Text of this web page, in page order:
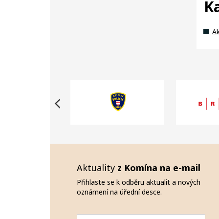
Aktuality z Komína na e-mail
Přihlaste se k odběru aktualit a nových
oznámení na úřední desce.